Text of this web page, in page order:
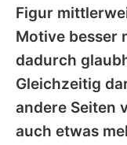
Figur
Motive besser
dadurch
Gleichzeitig
andere Seiten
auch etwas